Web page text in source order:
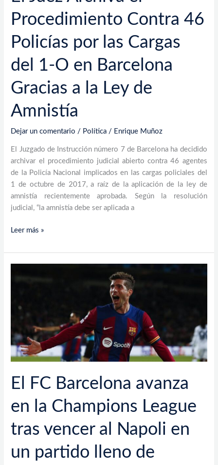
Procedimiento Contra 46
Policías por las Cargas
del 1-O en Barcelona
Gracias a la Ley de
Amnistía
Dejar un comentario / Política / Enrique Muñoz
El Juzgado de Instrucción número 7 de Barcelona ha decidido
archivar el procedimiento judicial abierto contra 46 agentes
de la Policía Nacional implicados en las cargas policiales del
1 de octubre de 2017, a raíz de la aplicación de la ley de
amnistía recientemente aprobada. Según la resolución
judicial, “la amnistía debe ser aplicada a
1-
O
en
Barcelona
Gracias
a
la
Ley
de
Amnistía
Leer más »
El FC Barcelona avanza
en la Champions League
tras vencer al Napoli en
un partido lleno de
Champions
League
tras
en
partido
de